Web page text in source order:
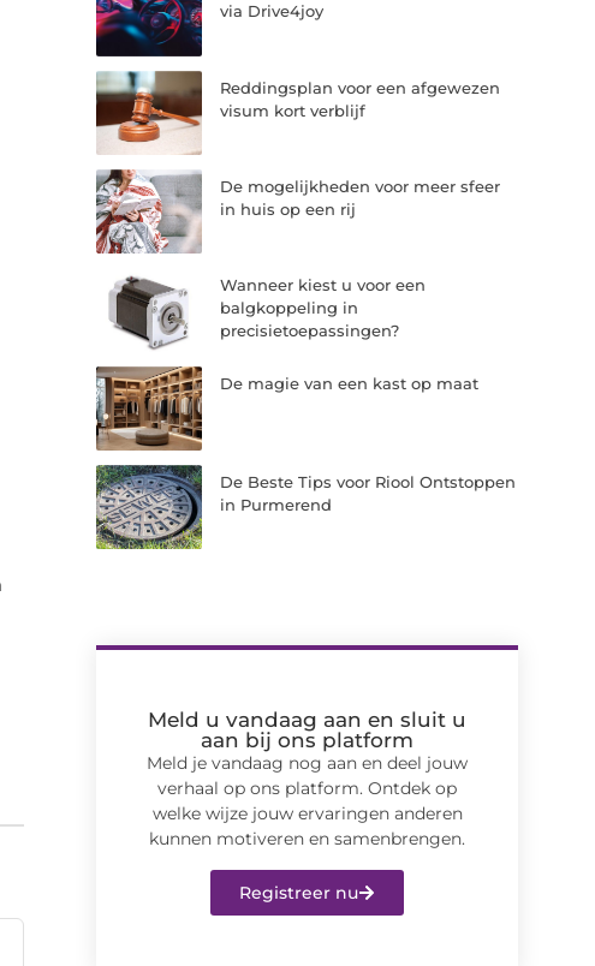
via Drive4joy
Reddingsplan voor een afgewezen
visum kort verblijf
De mogelijkheden voor meer sfeer
in huis op een rij
Wanneer kiest u voor een
balgkoppeling in
precisietoepassingen?
De magie van een kast op maat
De Beste Tips voor Riool Ontstoppen
in Purmerend
Meld u vandaag aan en sluit u
aan bij ons platform
Meld je vandaag nog aan en deel jouw
verhaal op ons platform. Ontdek op
welke wijze jouw ervaringen anderen
kunnen motiveren en samenbrengen.
Registreer nu